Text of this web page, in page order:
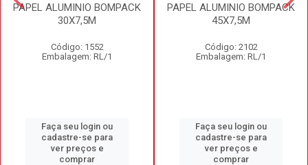
PAPEL ALUMINIO BOMPACK
30X7,5M
Código: 1552
Embalagem: RL/1
Faça seu login ou
cadastre-se para
ver preços e
comprar
PAPEL ALUMINIO BOMPACK
45X7,5M
Código: 2102
Embalagem: RL/1
Faça seu login ou
cadastre-se para
ver preços e
comprar